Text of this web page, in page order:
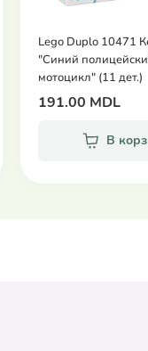
Lego Duplo 10471
"Синий
мотоцикл" (11 дет.)
191.00 MDL
В